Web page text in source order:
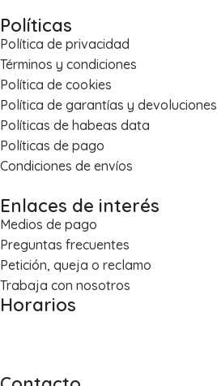
Políticas
Política de privacidad
Términos y condiciones
Política de cookies
Política de garantías y devoluciones
Políticas de habeas data
Políticas de pago
Condiciones de envíos
Enlaces de interés
Medios de pago
Preguntas frecuentes
Petición, queja o reclamo
Trabaja con nosotros
Horarios